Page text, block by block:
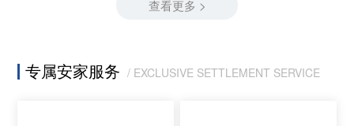
查看更多 >
专属安家服务 / EXCLUSIVE SETTLEMENT SERVICE